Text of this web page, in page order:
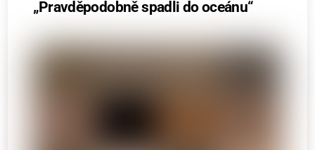
„Pravděpodobně spadli do oceánu“